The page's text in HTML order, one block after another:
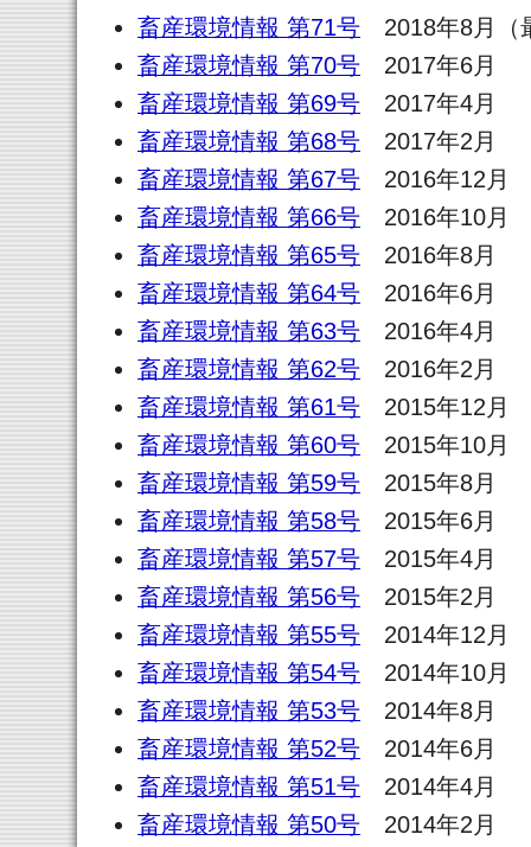
畜産環境情報 第71号 2018年8月（
畜産環境情報 第70号 2017年6月
畜産環境情報 第69号 2017年4月
畜産環境情報 第68号 2017年2月
畜産環境情報 第67号 2016年12月
畜産環境情報 第66号 2016年10月
畜産環境情報 第65号 2016年8月
畜産環境情報 第64号 2016年6月
畜産環境情報 第63号 2016年4月
畜産環境情報 第62号 2016年2月
畜産環境情報 第61号 2015年12月
畜産環境情報 第60号 2015年10月
畜産環境情報 第59号 2015年8月
畜産環境情報 第58号 2015年6月
畜産環境情報 第57号 2015年4月
畜産環境情報 第56号 2015年2月
畜産環境情報 第55号 2014年12月
畜産環境情報 第54号 2014年10月
畜産環境情報 第53号 2014年8月
畜産環境情報 第52号 2014年6月
畜産環境情報 第51号 2014年4月
畜産環境情報 第50号 2014年2月